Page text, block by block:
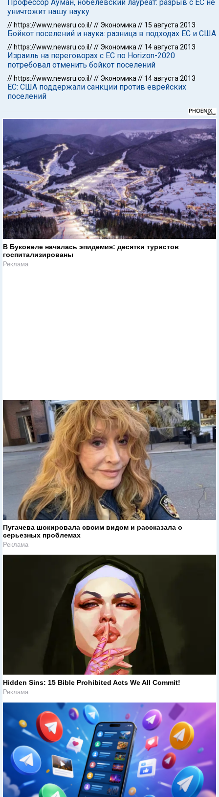
Профессор Ауман, нобелевский лауреат: разрыв с ЕС не
уничтожит нашу науку
// https://www.newsru.co.il/// Экономика // 15 августа 2013
Бойкот поселений и наука: разница в подходах ЕС и США
// https://www.newsru.co.il/// Экономика // 14 августа 2013
Израиль на переговорах с ЕС по Horizon-2020
потребовал отменить бойкот поселений
// https://www.newsru.co.il/// Экономика // 14 августа 2013
ЕС: США поддержали санкции против еврейских
поселений
В Буковеле началась эпидемия: десятки туристов
госпитализированы
Реклама
Пугачева шокировала своим видом и рассказала о
серьезных проблемах
Реклама
Hidden Sins: 15 Bible Prohibited Acts We All Commit!
Реклама